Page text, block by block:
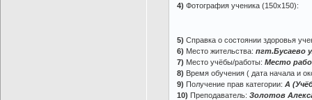
4) Фотография ученика (150х150):
5) Справка о состоянии здоровья
6) Место жительства: пгт.Бусаево
7) Место учёбы/работы: Место
8) Время обучения ( дата начала и
9) Получение прав категории: A
10) Преподаватель: Золотов